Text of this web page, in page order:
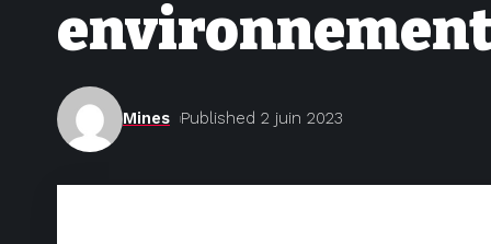
Mines Published 2 juin 2023